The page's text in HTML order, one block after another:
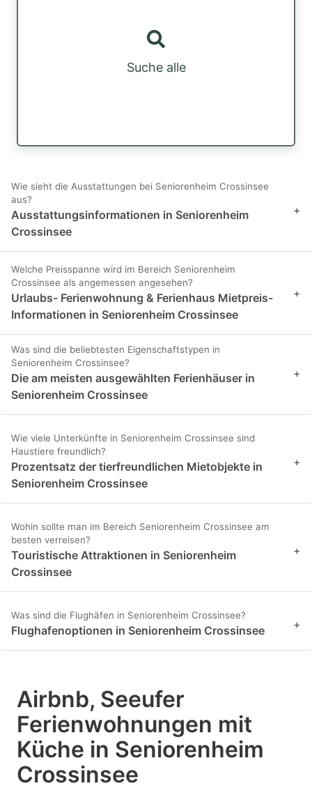
Suche alle
Wie sieht die Ausstattungen bei Seniorenheim Crossinsee
aus?
Ausstattungsinformationen in Seniorenheim
Crossinsee
+
Welche Preisspanne wird im Bereich Seniorenheim
Crossinsee als angemessen angesehen?
Urlaubs- Ferienwohnung & Ferienhaus Mietpreis-
Informationen in Seniorenheim Crossinsee
+
Was sind die beliebtesten Eigenschaftstypen in
Seniorenheim Crossinsee?
Die am meisten ausgewählten Ferienhäuser in
Seniorenheim Crossinsee
+
Wie viele Unterkünfte in Seniorenheim Crossinsee sind
Haustiere freundlich?
Prozentsatz der tierfreundlichen Mietobjekte in
Seniorenheim Crossinsee
+
Wohin sollte man im Bereich Seniorenheim Crossinsee am
besten verreisen?
Touristische Attraktionen in Seniorenheim
Crossinsee
+
Was sind die Flughäfen in Seniorenheim Crossinsee?
Flughafenoptionen in Seniorenheim Crossinsee +
Airbnb, Seeufer
Ferienwohnungen mit
Küche in Seniorenheim
Crossinsee